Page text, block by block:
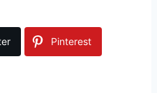
Pinterest